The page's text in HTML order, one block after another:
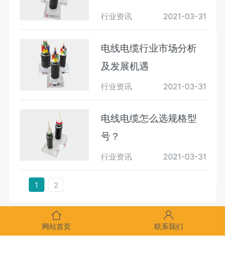
行业资讯 2021-03-31
电线电缆行业市场分析
及发展机遇
行业资讯 2021-03-31
电线电缆怎么选规格型
号？
行业资讯 2021-03-31
1 2
网站首页 联系我们